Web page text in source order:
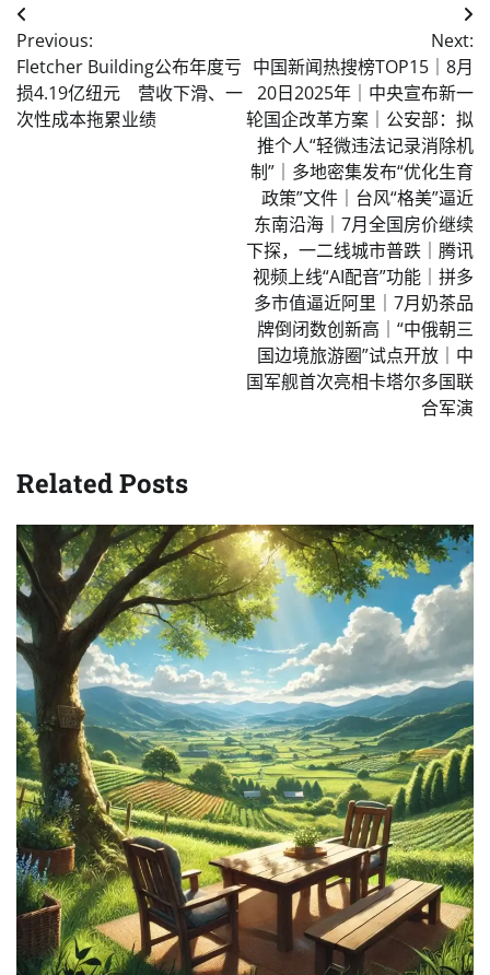
Post
navigation
Previous:
Fletcher Building公布年度亏
损4.19亿纽元 营收下滑、一
次性成本拖累业绩
Next:
中国新闻热搜榜TOP15｜8月
20日2025年｜中央宣布新一
轮国企改革方案｜公安部：拟
推个人“轻微违法记录消除机
制”｜多地密集发布“优化生育
政策”文件｜台风“格美”逼近
东南沿海｜7月全国房价继续
下探，一二线城市普跌｜腾讯
视频上线“AI配音”功能｜拼多
多市值逼近阿里｜7月奶茶品
牌倒闭数创新高｜“中俄朝三
国边境旅游圈”试点开放｜中
国军舰首次亮相卡塔尔多国联
合军演
Related Posts